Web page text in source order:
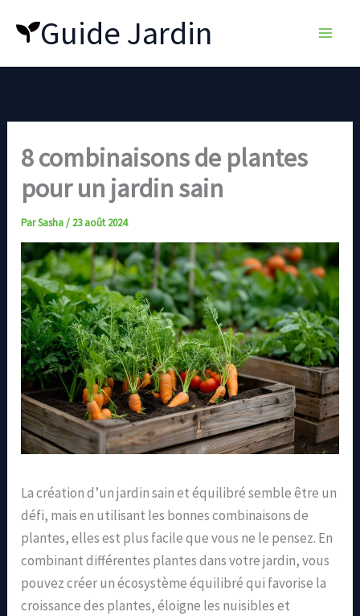
Guide Jardin
8 combinaisons de plantes
pour un jardin sain
ParSasha/ 23 août 2024
La création d’un jardin sain et équilibré semble être un
défi, mais en utilisant les bonnes combinaisons de
plantes, elles est plus facile que vous ne le pensez. En
combinant différentes plantes dans votre jardin, vous
pouvez créer un écosystème équilibré qui favorise la
croissance des plantes, éloigne les nuisibles et